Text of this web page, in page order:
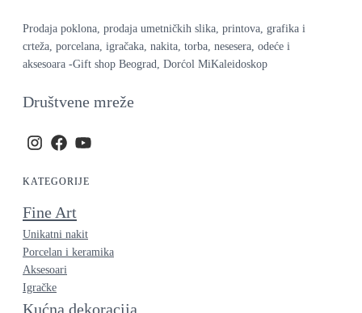
Prodaja poklona, prodaja umetničkih slika, printova, grafika i
crteža, porcelana, igračaka, nakita, torba, nesesera, odeće i
aksesoara -Gift shop Beograd, Dorćol MiKaleidoskop
Društvene mreže
KATEGORIJE
Fine Art
Unikatni nakit
Porcelan i keramika
Aksesoari
Igračke
Kućna dekoracija